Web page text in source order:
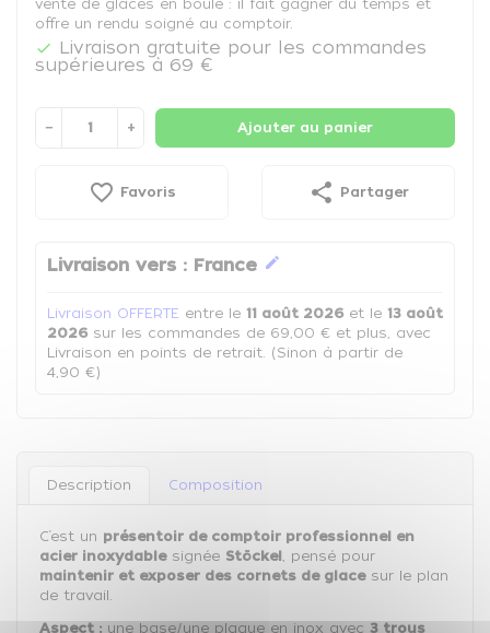
vente de glaces en boule : il fait gagner du temps et
offre un rendu soigné au comptoir.

Livraison gratuite pour les commandes
supérieures à 69 €
− + Ajouter au panier
favorite_border Favoris share Partager
Livraison vers : France edit
Livraison OFFERTE entre le 11 août 2026 et le 13 août
2026 sur les commandes de 69,00 € et plus, avec
Livraison en points de retrait. (Sinon à partir de
4,90 €)
Description Composition
C’est un présentoir de comptoir professionnel en
acier inoxydablesignée Stöckel , pensé pour
maintenir et exposer des cornets de glacesur le plan
de travail.
Aspect : une base/une plaque en inox avec 3 trous